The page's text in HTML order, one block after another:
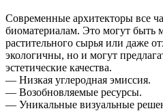
Современные архитекторы все
биоматериалам. Это могут быть
растительного сырья или даже
экологичны, но и могут
эстетические качества.
— Низкая углеродная эмиссия.
— Возобновляемые ресурсы.
— Уникальные визуальные